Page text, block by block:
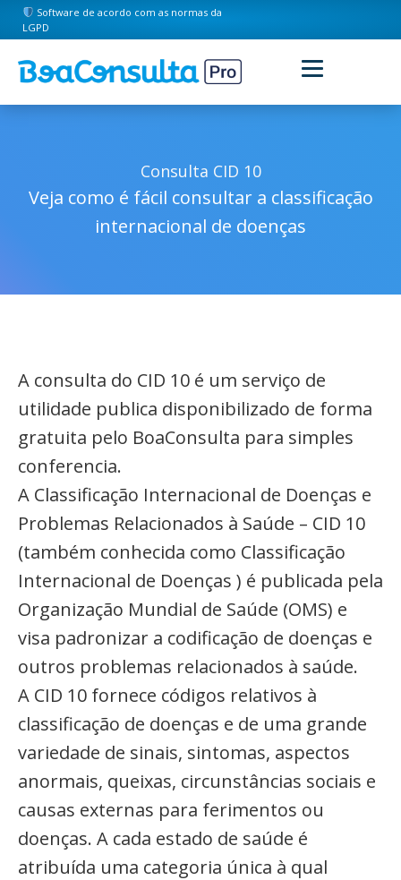
Software de acordo com as normas da
LGPD
Consulta CID 10
Veja como é fácil consultar a classificação
internacional de doenças
A consulta do CID 10 é um serviço de
utilidade publica disponibilizado de forma
gratuita pelo BoaConsulta para simples
conferencia.
A Classificação Internacional de Doenças e
Problemas Relacionados à Saúde – CID 10
(também conhecida como Classificação
Internacional de Doenças ) é publicada pela
Organização Mundial de Saúde (OMS) e
visa padronizar a codificação de doenças e
outros problemas relacionados à saúde.
A CID 10 fornece códigos relativos à
classificação de doenças e de uma grande
variedade de sinais, sintomas, aspectos
anormais, queixas, circunstâncias sociais e
causas externas para ferimentos ou
doenças. A cada estado de saúde é
atribuída uma categoria única à qual